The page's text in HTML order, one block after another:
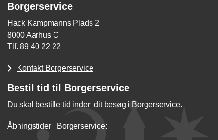
Borgerservice
Hack Kampmanns Plads 2
8000 Aarhus C
Tlf. 89 40 22 22
Kontakt Borgerservice
Bestil tid til Borgerservice
Du skal bestille tid inden dit besøg i Borgerservice.
Åbningstider i Borgerservice: